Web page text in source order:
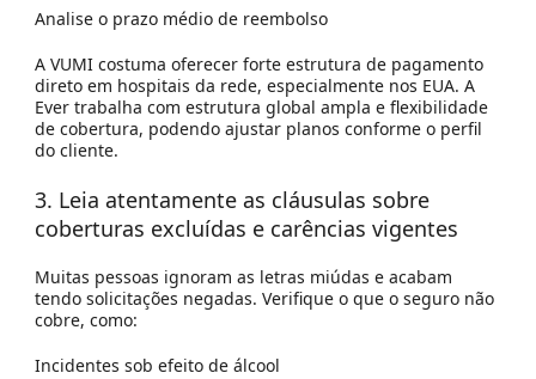
Analise o prazo médio de reembolso
A VUMI costuma oferecer forte estrutura de pagamento
direto em hospitais da rede, especialmente nos EUA. A
Ever trabalha com estrutura global ampla e flexibilidade
de cobertura, podendo ajustar planos conforme o perfil
do cliente.
3. Leia atentamente as cláusulas sobre
coberturas excluídas e carências vigentes
Muitas pessoas ignoram as letras miúdas e acabam
tendo solicitações negadas. Verifique o que o seguro não
cobre, como:
Incidentes sob efeito de álcool